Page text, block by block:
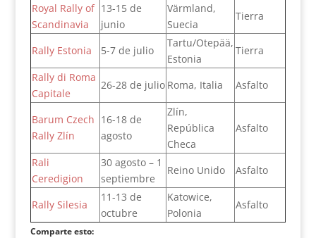
Royal Rally of
Scandinavia
13-15 de
junio
Värmland,
Suecia
Tierra
Rally Estonia 5-7 de julio
Tartu/Otepää,
Estonia
Tierra
Rally di Roma
Capitale
26-28 de julio Roma, Italia Asfalto
Barum Czech
Rally Zlín
16-18 de
agosto
Zlín,
República
Checa
Asfalto
Rali
Ceredigion
30 agosto – 1
septiembre
Reino Unido Asfalto
Rally Silesia
11-13 de
octubre
Katowice,
Polonia
Asfalto
Comparte esto: